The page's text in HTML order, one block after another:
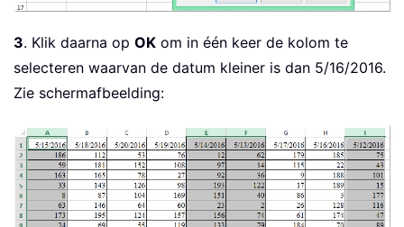
3. Klik daarna op OK om in één keer de kolom te
selecteren waarvan de datum kleiner is dan 5/16/2016.
Zie schermafbeelding: